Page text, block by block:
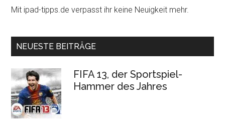
Mit ipad-tipps.de verpasst ihr keine Neuigkeit mehr.
NEUESTE BEITRÄGE
FIFA 13, der Sportspiel-
Hammer des Jahres